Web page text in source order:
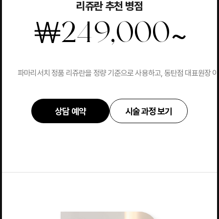
리쥬란 추천 병점
￦249,000~
파마리서치 정품 리쥬란을 정량 기준으로 사용하고, 동탄점 대표원장
상담 예약 시술 과정 보기